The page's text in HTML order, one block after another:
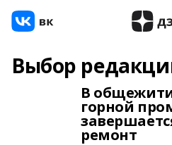
Выбор
В
горной
ремонт